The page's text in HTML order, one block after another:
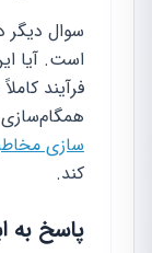
سوال دیگر
است. آیا
فرآیند
سازی
کند.
پاسخ به